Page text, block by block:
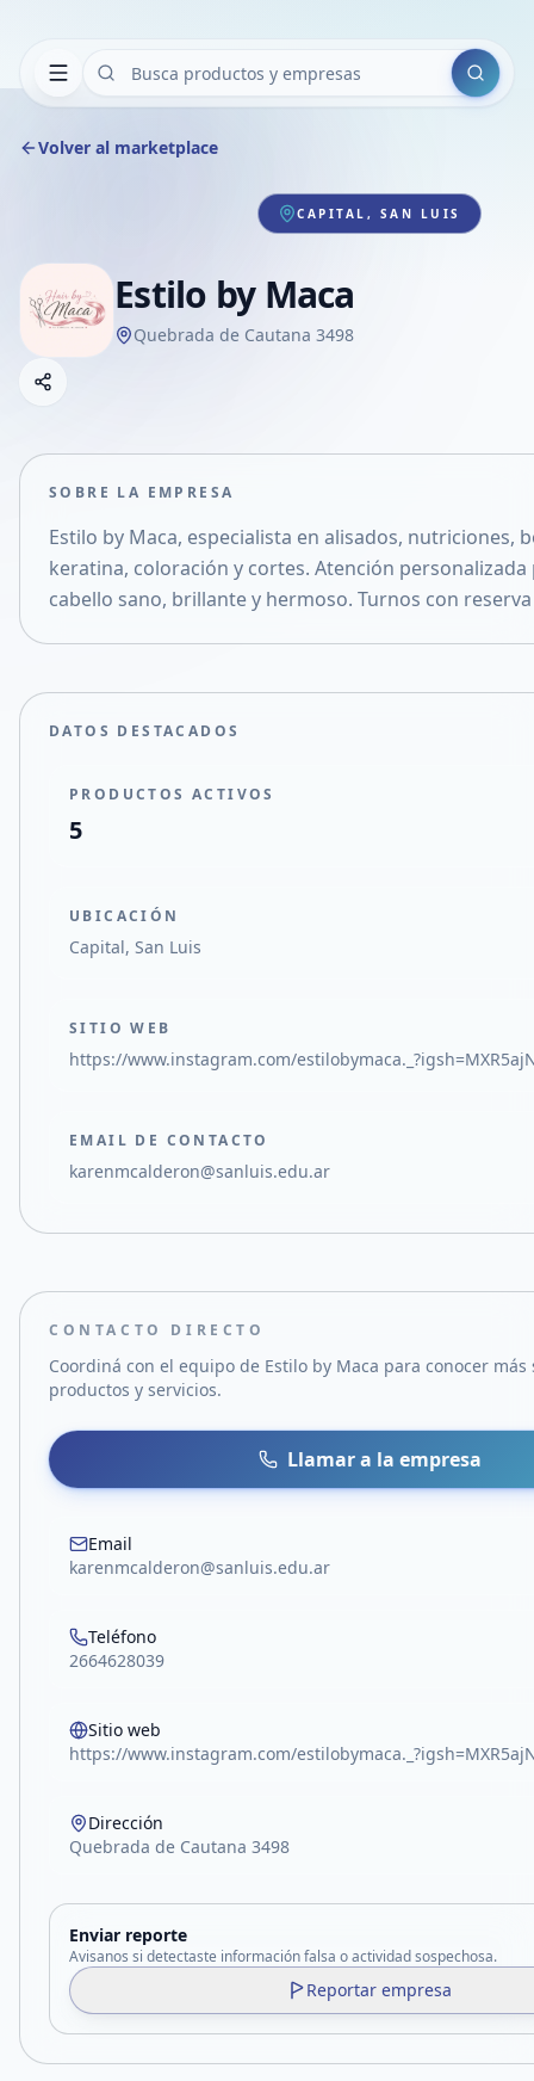
Buscar
Volver al marketplace
CAPITAL, SAN LUIS
Estilo by Maca
Quebrada de Cautana 3498
Compartir empresa
Compartir en X
SOBRE LA EMPRESA
Estilo by Maca, especialista en alisados, nutriciones,
keratina, coloración y cortes. Atención
cabello sano, brillante y hermoso. Turnos con
DATOS DESTACADOS
PRODUCTOS ACTIVOS
5
UBICACIÓN
Capital, San Luis
SITIO WEB
https://www.instagram.com/
EMAIL DE CONTACTO
karenmcalderon@sanluis.edu.ar
CONTACTO DIRECTO
Coordiná con el equipo de Estilo by Maca para conocer más
productos y servicios.
Llamar a la empresa
Email
karenmcalderon@sanluis.edu.ar
Teléfono
2664628039
Sitio web
https://www.instagram.com/
Dirección
Quebrada de Cautana 3498
Enviar reporte
Avisanos si detectaste información falsa o actividad sospechosa.
Reportar empresa